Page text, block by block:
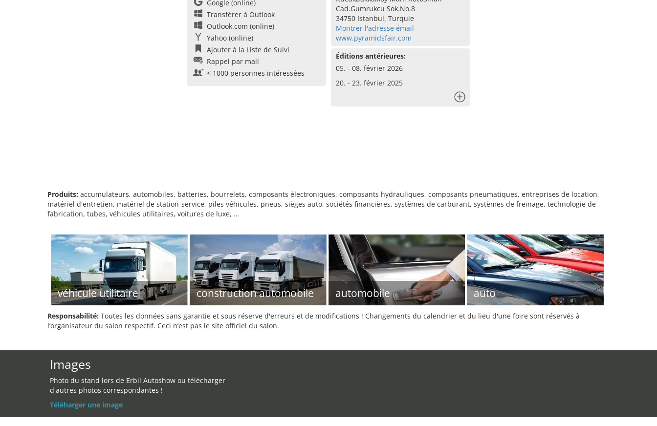
Google (online)
Transférer à Outlook
Outlook.com (online)
Yahoo (online)
Ajouter à la Liste de Suivi
Rappel par mail
< 1000 personnes intéressées
Cad.Gumrukcu Sok.No.8
34750 Istanbul, Turquie
Montrer l'adresse émail
www.pyramidsfair.com
Éditions antérieures:
05. - 08. février 2026
20. - 23. février 2025
Produits: accumulateurs, automobiles, batteries, bourrelets, composants électroniques, composants hydrauliques, composants pneumatiques, entreprises de location,
matériel d'entretien, matériel de station-service, piles véhicules, pneus, sièges auto, sociétés financières, systèmes de carburant, systèmes de freinage, technologie de
fabrication, tubes, véhicules utilitaires, voitures de luxe, …
véhicule utilitaire construction automobile automobile auto
Responsabilité: Toutes les données sans garantie et sous réserve d'erreurs et de modifications ! Changements du calendrier et du lieu d'une foire sont réservés à
l’organisateur du salon respectif. Ceci n’est pas le site officiel du salon.
Images
Photo du stand lors de Erbil Autoshow ou télécharger
d'autres photos correspondantes !
Téléharger une image